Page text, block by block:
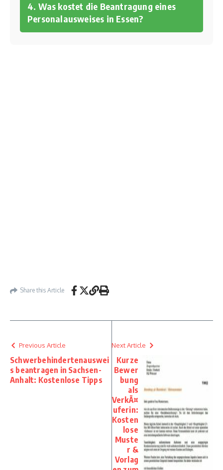
4. Was kostet die Beantragung eines
Personalausweises in Essen?
Share this Article
Previous Article
Schwerbehindertenauswei
s beantragen in Sachsen-
Anhalt: Kostenlose Tipps
Next Article
Kurze
Bewer
bung
als
VerkÃ¤
uferin:
Kosten
lose
Muste
r &
Vorlag